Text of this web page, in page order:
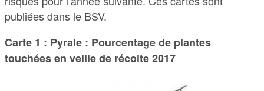
publiées dans le BSV.
Carte 1 : Pyrale : Pourcentage de plantes
touchées en veille de récolte 2017